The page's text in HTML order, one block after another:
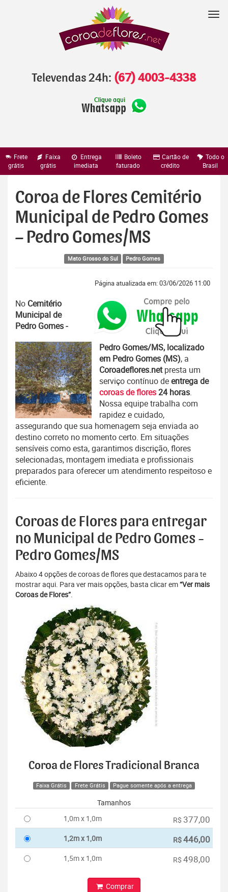
Televendas 24h: (67) 4003-4338
Frete
grátis
Faixa
grátis
Entrega
imediata
Boleto
faturado
Cartão de
crédito
Todo o
Brasil
Coroa de Flores Cemitério
Municipal de Pedro Gomes
– Pedro Gomes/MS
Mato Grosso do Sul Pedro Gomes
Página atualizada em: 03/06/2026 11:00
No Cemitério
Municipal de
Pedro Gomes -
Pedro Gomes/MS, localizado
em Pedro Gomes (MS), a
Coroadeflores.netpresta um
serviço contínuo deentrega de
coroas de flores24 horas.
Nossa equipe trabalha com
rapidez e cuidado,
assegurando que sua homenagem seja enviada ao
destino correto no momento certo. Em situações
sensíveis como esta, garantimos discrição, flores
selecionadas, montagem imediata e profissionais
preparados para oferecer um atendimento respeitoso e
eficiente.
Coroas de Flores para entregar
no Municipal de Pedro Gomes -
Pedro Gomes/MS
Abaixo 4 opções de coroas de flores que destacamos para te
mostrar aqui. Para ver mais opções, basta clicar em“Ver mais
Coroas de Flores”.
Coroa de Flores Tradicional Branca
Faixa Grátis Frete Grátis Pague somente após a entrega
Tamanhos
1,0m x 1,0m
R$ 377,00
1,2m x 1,0m R$446,00
1,5m x 1,0m R$ 498,00
Comprar